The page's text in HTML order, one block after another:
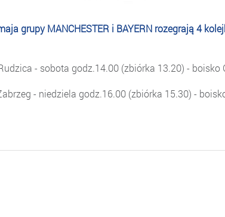
grupy MANCHESTER i BAYERN rozegrają 4
- sobota godz.14.00 (zbiórka 13.20) - boisko
- niedziela godz.16.00 (zbiórka 15.30) -